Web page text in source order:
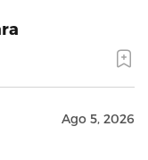
Ago 5, 2026